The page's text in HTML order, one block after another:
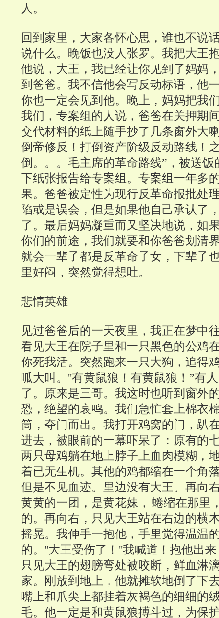
人。
回到家里，大家各怀心思，谁也不说
说什么。晚饭也没人张罗。我把大王
他说，大王，我已经让你见到了妈妈
到爸爸。我不信他会写反动标语，他
你也一定会见到他。晚上，妈妈把我
我们，专案组的人说，爸爸在关押期
交代材料的纸上随手抄了几条窗外大
倒帝修反！打倒资产阶级反动路线！
倒。。。毛主席的革命路线”，被送饭
下纸张报告给专案组。专案组一年多
果。爸爸被定性为现行反革命报批处
陷或是误会，但是如果他自己承认了
了。最后妈妈凝重而又坚决地说，如
你们的前途，我们就要和你爸爸划清
就会一辈子都是反革命子女，下辈子
里好闷，突然觉得想吐。
悲情英雄
见过爸爸后的一天夜里，我正在梦中
看见大王在院子里和一只黑色的公鸡
你死我活。突然跑来一只大狗，追得
呱大叫。''有黄鼠狼！有黄鼠狼！”有
了。原来是三哥。我这时也听到窗外
恐，绝望的哀鸣。我们急忙套上棉衣
筒，夺门而出。我打开鸡窝的门，趴
进去，被眼前的一幕吓呆了：原有的
两只母鸡躺在地上脖子上血肉模糊，
着已无生机。其他的鸡都缩在一个角
但是不见血迹。里边没有大王。再向
黄黄的一团，是黄花妹， 蜷缩在那里
的。再向右，只见大王站在右边的横
摇晃。我伸手一抱他，手里觉得温温
的。''大王受伤了！''我喊道！抱他出
只见大王的翅膀弯处被咬断，鲜血淋
家。刚放到地上，他就摊软地倒了下
嘴上和爪尖上都挂着灰褐色的细细的
毛。他一定是和黄鼠狼搏斗过，为保